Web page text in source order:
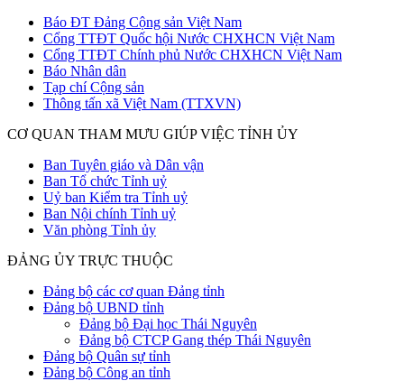
Báo ĐT Đảng Cộng sản Việt Nam
Cổng TTĐT Quốc hội Nước CHXHCN Việt Nam
Cổng TTĐT Chính phủ Nước CHXHCN Việt Nam
Báo Nhân dân
Tạp chí Cộng sản
Thông tấn xã Việt Nam (TTXVN)
CƠ QUAN THAM MƯU GIÚP VIỆC TỈNH ỦY
Ban Tuyên giáo và Dân vận
Ban Tổ chức Tỉnh uỷ
Uỷ ban Kiểm tra Tỉnh uỷ
Ban Nội chính Tỉnh uỷ
Văn phòng Tỉnh ủy
ĐẢNG ỦY TRỰC THUỘC
Đảng bộ các cơ quan Đảng tỉnh
Đảng bộ UBND tỉnh
Đảng bộ Đại học Thái Nguyên
Đảng bộ CTCP Gang thép Thái Nguyên
Đảng bộ Quân sự tỉnh
Đảng bộ Công an tỉnh